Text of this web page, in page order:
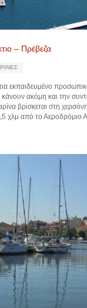
– Πρέβεζα
εκπαιδευμένο
κάνουν ακόμη και την
βρίσκεται στη
χλμ από το Αεροδρόμιο